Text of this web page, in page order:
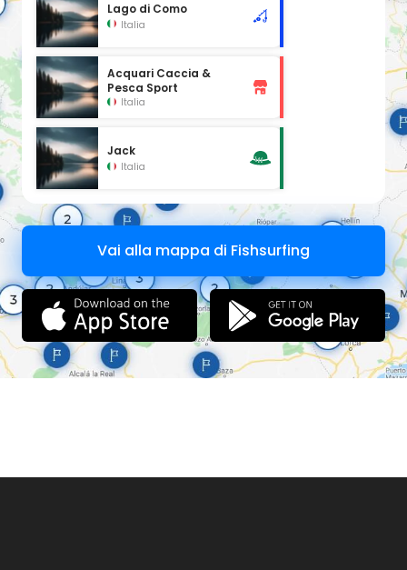
Lago di Como
Italia
Acquari Caccia &
Pesca Sport
Italia
Jack
Italia
Vai alla mappa di Fishsurfing